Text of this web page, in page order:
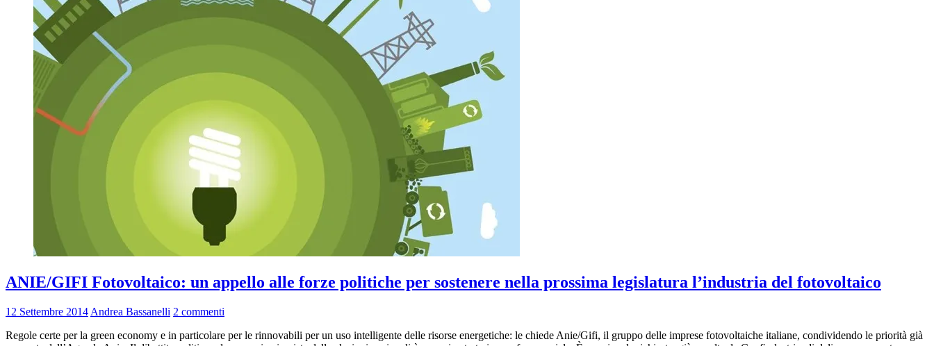
ANIE/GIFI Fotovoltaico: un appello alle forze politiche per sostenere nella prossima legislatura l’industria del fotovoltaico
12 Settembre 2014 Andrea Bassanelli 2 commenti
Regole certe per la green economy e in particolare per le rinnovabili per un uso intelligente delle risorse energetiche: le chiede Anie/Gifi, il gruppo delle imprese fotovoltaiche italiane, condividendo le priorità già